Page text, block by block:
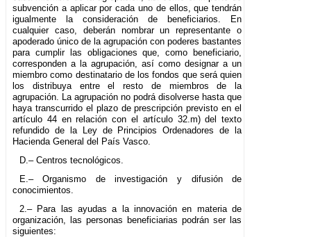
subvención a aplicar por cada uno de ellos, que tendrán
igualmente la consideración de beneficiarios. En
cualquier caso, deberán nombrar un representante o
apoderado único de la agrupación con poderes bastantes
para cumplir las obligaciones que, como beneficiario,
corresponden a la agrupación, así como designar a un
miembro como destinatario de los fondos que será quien
los distribuya entre el resto de miembros de la
agrupación. La agrupación no podrá disolverse hasta que
haya transcurrido el plazo de prescripción previsto en el
artículo 44 en relación con el artículo 32.m) del texto
refundido de la Ley de Principios Ordenadores de la
Hacienda General del País Vasco.
D.– Centros tecnológicos.
E.– Organismo de investigación y difusión de
conocimientos.
2.– Para las ayudas a la innovación en materia de
organización, las personas beneficiarias podrán ser las
siguientes: